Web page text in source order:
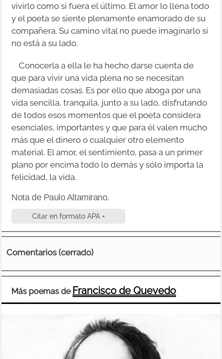
vivirlo como si fuera el último. El amor lo llena todo
y el poeta se siente plenamente enamorado de su
compañera. Su camino vital no puede imaginarlo si
no está a su lado.
Conocerla a ella le ha hecho darse cuenta de
que para vivir una vida plena no se necesitan
demasiadas cosas. Es por ello que aboga por una
vida sencilla, tranquila, junto a su lado, disfrutando
de todos esos momentos que el poeta considera
esenciales, importantes y que para él valen mucho
más que el dinero o cualquier otro elemento
material. El amor, el sentimiento, pasa a un primer
plano por encima todo lo demás y sólo importa la
felicidad, la vida.
Nota de Paulo Altamirano.
Citar en formato APA +
Comentarios (cerrado)
Más poemas de Francisco de Quevedo